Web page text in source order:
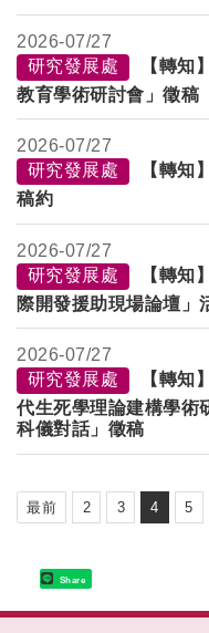
2026-07/27
研究發展處
【轉知
教育學術研討會」徵稿
2026-07/27
研究發展處
【轉知
稿約
2026-07/27
研究發展處
【轉知
際開發援助現場論壇」
2026-07/27
研究發展處
【轉知
代生死學理論建構學術
科儀對話」徵稿
最前 2 3 4 5
Share